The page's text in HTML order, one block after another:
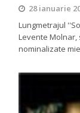
28 ianuarie
Lungmetrajul
Levente Molnar,
nominalizate